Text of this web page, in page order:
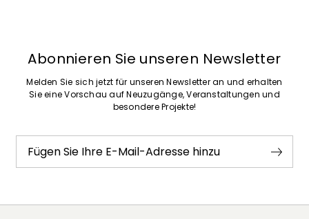
Abonnieren Sie unseren Newsletter
Melden Sie sich jetzt für unseren Newsletter an und erhalten
Sie eine Vorschau auf Neuzugänge, Veranstaltungen und
besondere Projekte!
Fügen Sie Ihre E-Mail-Adresse hinzu